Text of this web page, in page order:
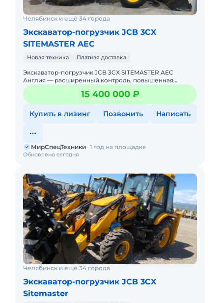
Челябинск и ещё 34 города
Экскаватор-погрузчик JCB 3CX
SITEMASTER AEC
Новая техника Платная доставка
Экскаватор-погрузчик JCB 3CX SITEMASTER AEC
Англия — расширенный контроль, повышенная
эффективность на объекте! Новый. Можно в лизинг.
Цена С НДС.Полная д15 400 000 ₽
Купить в лизинг Позвонить Написать
Обновлено сегодня
МирСпецТехники 1 год на площадке
Челябинск и ещё 34 города
Экскаватор-погрузчик JCB 3CX
Sitemaster